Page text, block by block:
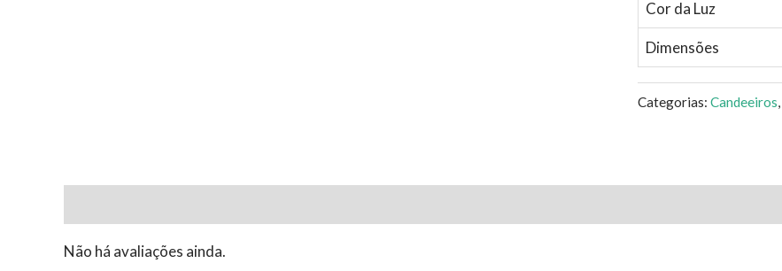
Cor da Luz
Dimensões
Categorias: Candeeiros,
Não há avaliações ainda.